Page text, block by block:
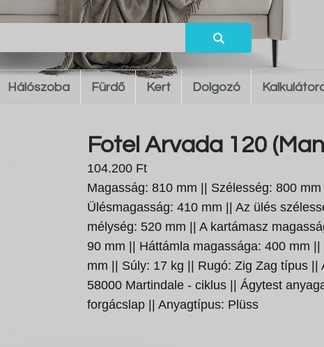
Hálószoba Fürdő Kert Dolgozó
Fotel Arvada 120
104.200 Ft
Magasság: 810 mm || Szélesség: 800 mm
Ülésmagasság: 410 mm || Az ülés
mélység: 520 mm || A kartámasz
90 mm || Háttámla magassága: 400 mm
mm || Súly: 17 kg || Rugó: Zig Zag típus ||
58000 Martindale - ciklus || Ágytest
forgácslap || Anyagtípus: Plüss